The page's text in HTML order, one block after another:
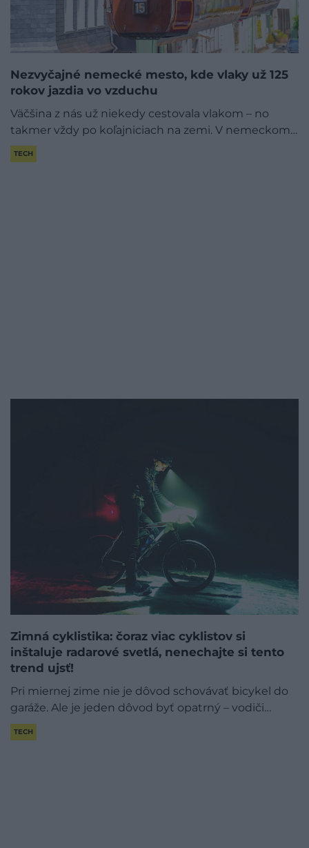
Nezvyčajné nemecké mesto, kde vlaky už 125
rokov jazdia vo vzduchu
Väčšina z nás už niekedy cestovala vlakom – no
takmer vždy po koľajniciach na zemi. V nemeckom…
TECH
Zimná cyklistika: čoraz viac cyklistov si
inštaluje radarové svetlá, nenechajte si tento
trend ujsť!
Pri miernej zime nie je dôvod schovávať bicykel do
garáže. Ale je jeden dôvod byť opatrný – vodiči…
TECH